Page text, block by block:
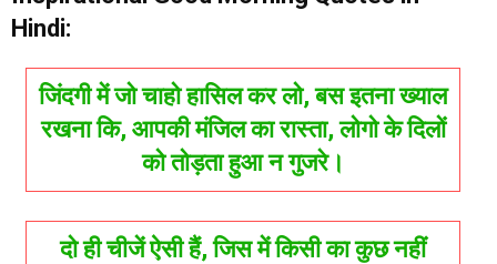
Hindi:
जिंदगी में जो चाहो हासिल कर लो, बस इतना ख्याल
रखना कि, आपकी मंजिल का रास्ता, लोगो के दिलों
को तोड़ता हुआ न गुजरे।
दो ही चीजें ऐसी हैं, जिस में किसी का कुछ नहीं